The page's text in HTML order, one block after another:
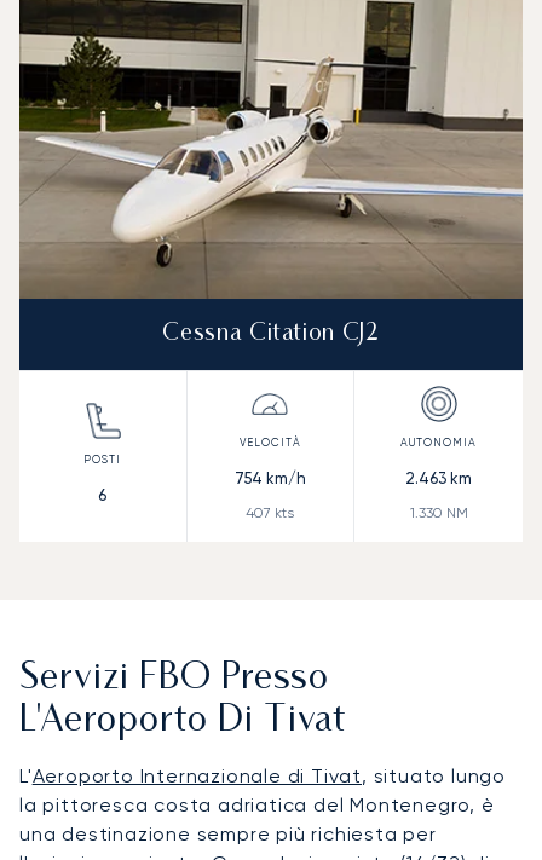
Cessna Citation CJ2
6
754 km/h
407 kts
2.463 km
1.330 NM
Servizi FBO Presso
L'Aeroporto Di Tivat
L'Aeroporto Internazionale di Tivat, situato lungo
la pittoresca costa adriatica del Montenegro, è
una destinazione sempre più richiesta per